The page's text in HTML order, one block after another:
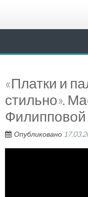
«Платки и
стильно».
Филипповой
Опубликовано